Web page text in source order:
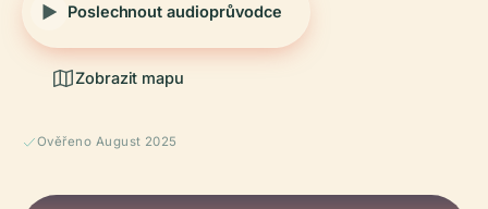
Poslechnout audioprůvodce
Zobrazit mapu
Ověřeno August 2025